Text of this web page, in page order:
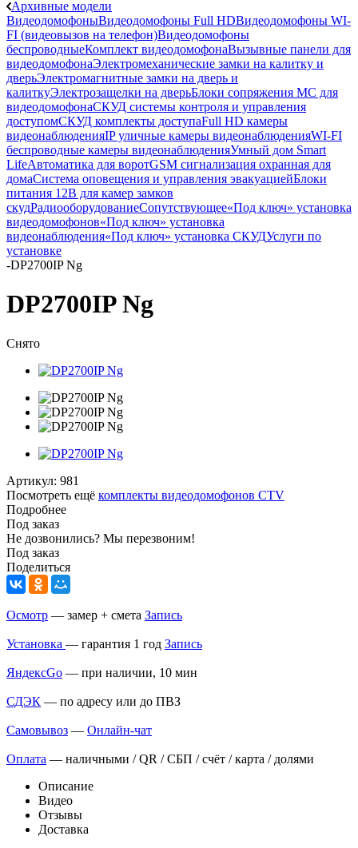
Архивные модели
ВидеодомофоныВидеодомофоны Full HDВидеодомофоны WI-
FI (видеовызов на телефон)Видеодомофоны
беспроводныеКомплект видеодомофонаВызывные панели для
видеодомофонаЭлектромеханические замки на калитку и
дверьЭлектромагнитные замки на дверь и
калиткуЭлектрозащелки на дверьБлоки сопряжения МС для
видеодомофонаСКУД системы контроля и управления
доступомСКУД комплекты доступаFull HD камеры
видеонаблюденияIP уличные камеры видеонаблюденияWI-FI
беспроводные камеры видеонаблюденияУмный дом Smart
LifeАвтоматика для воротGSM сигнализация охранная для
домаCистема оповещения и управления эвакуациейБлоки
питания 12В для камер замков
скудРадиооборудованиеСопутствующее«Под ключ» установка
видеодомофонов«Под ключ» установка
видеонаблюдения«Под ключ» установка СКУДУслуги по
установке
-DP2700IP Ng
DP2700IP Ng
Снято
Артикул: 981
Посмотреть ещё комплекты видеодомофонов CTV
Подробнее
Под заказ
Не дозвонились? Мы перезвоним!
Под заказ
Поделиться
Осмотр — замер + смета Запись
Установка — гарантия 1 год Запись
ЯндексGo — при наличии, 10 мин
СДЭК — по адресу или до ПВЗ
Самовывоз — Онлайн-чат
Оплата — наличными / QR / СБП / счёт / карта / долями
Описание
Видео
Отзывы
Доставка